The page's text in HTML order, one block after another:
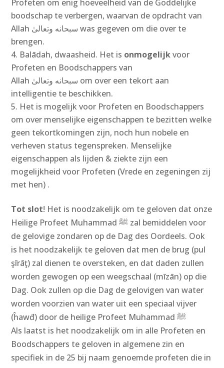
Profeten om enig hoeveelheid van de Goddelijke
boodschap te verbergen, waarvan de opdracht van
Allah سبحانه وتعالىٰ‎ was gegeven om die over te
brengen.
Balādah, dwaasheid. Het is onmogelijkvoor
Profeten en Boodschappers van
Allah سبحانه وتعالىٰ‎ om over een tekort aan
intelligentie te beschikken.
Het is mogelijk voor Profeten en Boodschappers
om over menselijke eigenschappen te bezitten welke
geen tekortkomingen zijn, noch hun nobele en
verheven status tegenspreken. Menselijke
eigenschappen als lijden & ziekte zijn een
mogelijkheid voor Profeten (Vrede en zegeningen zij
met hen) .
Tot slot! Het is noodzakelijk om te geloven dat onze
Heilige Profeet Muhammad ﷺ zal bemiddelen voor
de gelovige zondaren op de Dag des Oordeels. Ook
is het noodzakelijk te geloven dat men de brug (pul
şīrāţ) zal dienen te oversteken, en dat daden zullen
worden gewogen op een weegschaal (mīzān) op die
Dag. Ook zullen op die Dag de gelovigen van water
worden voorzien van water uit een speciaal vijver
(ĥawđ) door de heilige Profeet Muhammad ﷺ
Als laatst is het noodzakelijk om in alle Profeten en
Boodschappers te geloven in algemene zin en
specifiek in de 25 bij naam genoemde profeten die in